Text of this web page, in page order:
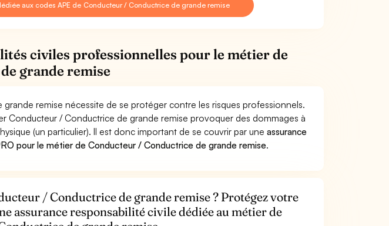
aux codes APE de Conducteur / Conductrice de grande remise
civiles professionnelles pour le métier de
grande remise
remise nécessite de se protéger contre les risques professionnels.
Conducteur / Conductrice de grande remise provoquer des dommages à
(un particulier). Il est donc important de se couvrir par uneassurance
pour le métier de Conducteur / Conductrice de grande remise.
/ Conductrice de grande remise ? Protégez votre
assurance responsabilité civile dédiée au métier de